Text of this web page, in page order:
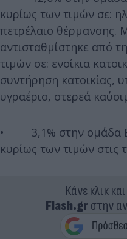
κυρίως των τιμών σε:
πετρέλαιο θέρμανσης.
αντισταθμίστηκε από
τιμών σε: ενοίκια
συντήρηση κατοικίας,
υγραέριο, στερεά
• 3,1% στην ομάδα
κυρίως των τιμών στις
Κάνε κλικ
Flash.grστην